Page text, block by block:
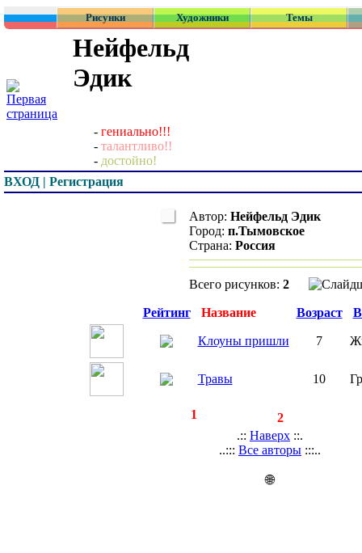
Рисунки Художники Темы
Нейфельд
Эдик
- гениально!!!
- талантливо!!
- достойно!
ВХОД | Регистрация
Автор: Нейфельд Эдик
Город: п.Тымовское
Страна: Россия
Всего рисунков: 2
Рейтинг Название Возраст
Клоуны пришли 7
Травы 10
1
2
.:: Наверх ::.
..::: Все авторы :::..
🌐